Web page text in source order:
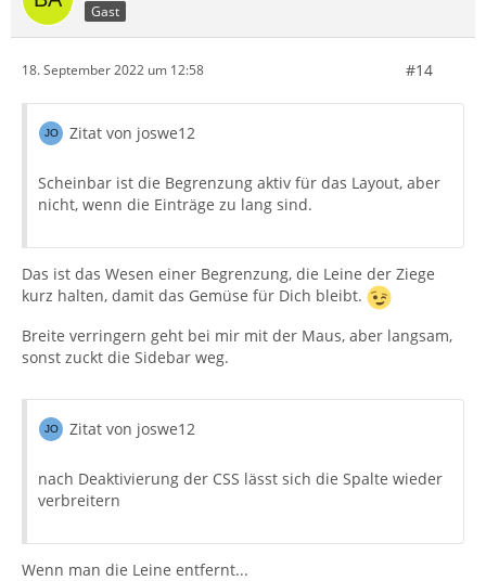
Gast
18. September 2022 um 12:58 #14
Zitat von joswe12
Scheinbar ist die Begrenzung aktiv für das Layout, aber
nicht, wenn die Einträge zu lang sind.
Das ist das Wesen einer Begrenzung, die Leine der Ziege
kurz halten, damit das Gemüse für Dich bleibt.
Breite verringern geht bei mir mit der Maus, aber langsam,
sonst zuckt die Sidebar weg.
Zitat von joswe12
nach Deaktivierung der CSS lässt sich die Spalte wieder
verbreitern
Wenn man die Leine entfernt...